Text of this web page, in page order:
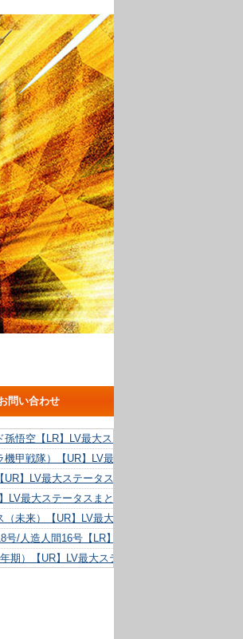
問い合わせ
悟空【LR】LV最大ステータスまとめ！
甲戦隊）【UR】LV最大ステータスまとめ！
】LV最大ステータスまとめ！
LV最大ステータスまとめ！
未来）【UR】LV最大ステータスまとめ！
/人造人間16号【LR】LV最大ステータスまとめ！
期）【UR】LV最大ステータスまとめ！
最大ステータスまとめ！
】LV最大ステータスまとめ！